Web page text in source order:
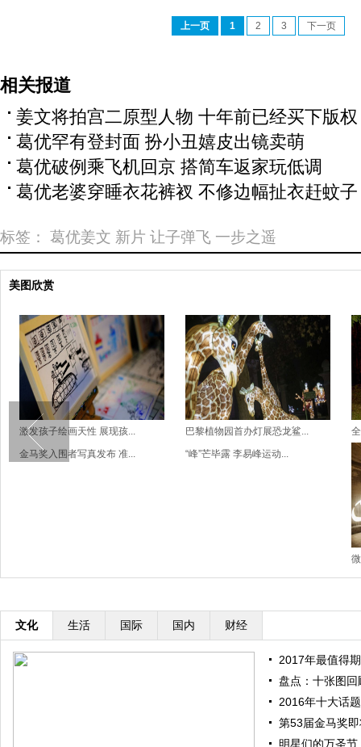
上一页 1 2 3 下一页
相关报道
姜文将拍宫二原型人物 十年前已经买下版权
葛优罕有登封面 扮小丑嬉皮出镜卖萌
葛优破例乘飞机回京 搭简车返家玩低调
葛优老婆穿睡衣花裤衩 不修边幅扯衣赶蚊子
标签： 葛优姜文 新片 让子弹飞 一步之遥
美图欣赏
激发孩子绘画天性 展现孩... 巴黎植物园首办灯展恐龙鲨...
金马奖入围者写真发布 准...
“峰”芒毕露 李易峰运动...
文化 生活 国际 国内 财经
2017年最值得
盘点：十张图
2016年十大话
第53届金马奖
明星们的万圣